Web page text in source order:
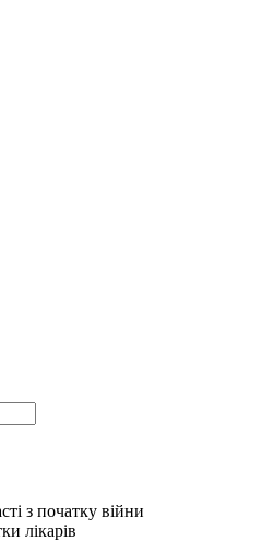
з початку війни
лікарів